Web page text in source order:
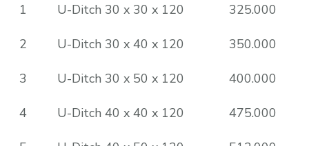
1 U-Ditch 30 x 30 x 120 325.000
2 U-Ditch 30 x 40 x 120 350.000
3 U-Ditch 30 x 50 x 120 400.000
4 U-Ditch 40 x 40 x 120 475.000